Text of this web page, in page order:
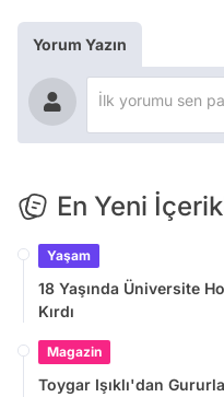
Yorum Yazın
En Yeni
Yaşam
18 Yaşında Üniversite
Kırdı
Magazin
Toygar Işıklı'dan